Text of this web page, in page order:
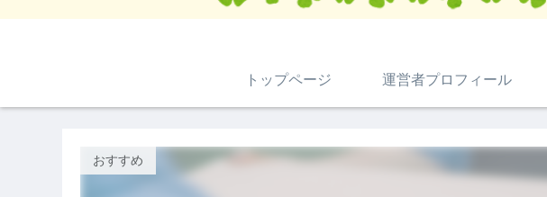
トップページ 運営者プロフィール
おすすめ